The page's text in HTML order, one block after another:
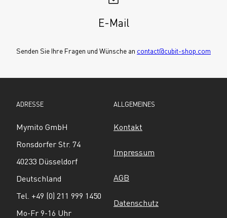
E-Mail
Senden Sie Ihre Fragen und Wünsche an contact@cubit-shop.com
ADRESSE
Mymito GmbH
Ronsdorfer Str. 74
40233 Düsseldorf
Deutschland
Tel. +49 (0) 211 999 1450
Mo-Fr 9-16 Uhr
ALLGEMEINES
Kontakt
Impressum
AGB
Datenschutz